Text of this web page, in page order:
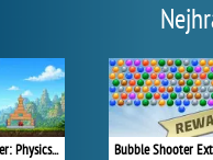
One Shot Tower: Physics Destroyer Bubble Shooter